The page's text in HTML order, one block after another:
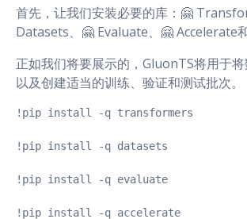
首先，让我们安装必要的库：🤗
Datasets、🤗 Evaluate、🤗 Accelerate
正如我们将要展示的，GluonTS将用于
以及创建适当的训练、验证和测试批次。
!pip install -q transformers
!pip install -q datasets
!pip install -q evaluate
!pip install -q accelerate